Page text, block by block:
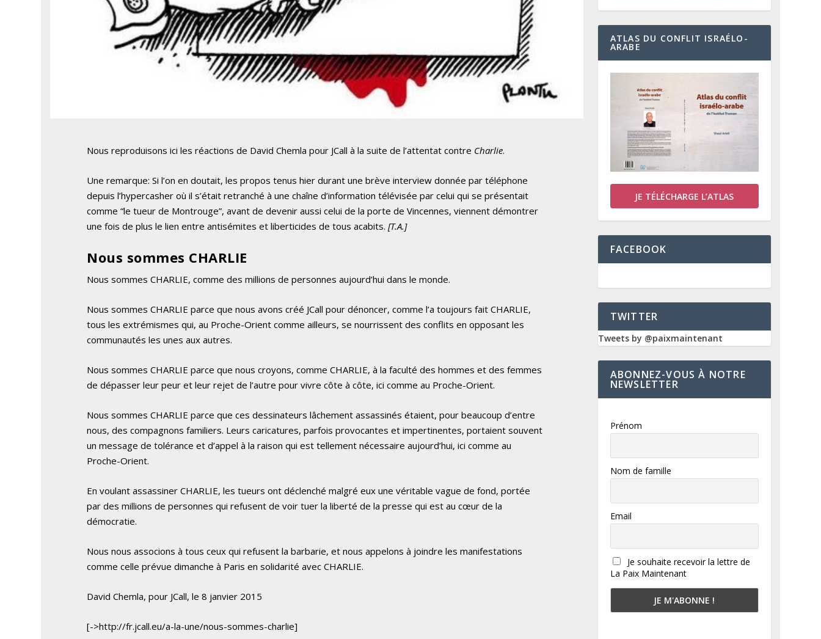
Nous reproduisons ici les réactions de David Chemla pour JCall à la suite de l’attentat contre Charlie.
Une remarque: Si l’on en doutait, les propos tenus hier durant une brève interview donnée par téléphone
depuis l’hypercasher où il s’était retranché à une chaîne d’information télévisée par celui qui se présentait
comme “le tueur de Montrouge”, avant de devenir aussi celui de la porte de Vincennes, viennent démontrer
une fois de plus le lien entre antisémites et liberticides de tous acabits.[T.A.]
Nous sommes CHARLIE
Nous sommes CHARLIE, comme des millions de personnes aujourd’hui dans le monde.
Nous sommes CHARLIE parce que nous avons créé JCall pour dénoncer, comme l’a toujours fait CHARLIE,
tous les extrémismes qui, au Proche-Orient comme ailleurs, se nourrissent des conflits en opposant les
communautés les unes aux autres.
Nous sommes CHARLIE parce que nous croyons, comme CHARLIE, à la faculté des hommes et des femmes
de dépasser leur peur et leur rejet de l’autre pour vivre côte à côte, ici comme au Proche-Orient.
Nous sommes CHARLIE parce que ces dessinateurs lâchement assassinés étaient, pour beaucoup d’entre
nous, des compagnons familiers. Leurs caricatures, parfois provocantes et impertinentes, portaient souvent
un message de tolérance et d’appel à la raison qui est tellement nécessaire aujourd’hui, ici comme au
Proche-Orient.
En voulant assassiner CHARLIE, les tueurs ont déclenché malgré eux une véritable vague de fond, portée
par des millions de personnes qui refusent de voir tuer la liberté de la presse qui est au cœur de la
démocratie.
Nous nous associons à tous ceux qui refusent la barbarie, et nous appelons à joindre les manifestations
comme celle prévue dimanche à Paris en solidarité avec CHARLIE.
David Chemla, pour JCall, le 8 janvier 2015
[->http://fr.jcall.eu/a-la-une/nous-sommes-charlie]
DON
ATLAS DU CONFLIT ISRAÉLO-
ARABE
JE TÉLÉCHARGE L’ATLAS
FACEBOOK
TWITTER
Tweets by @paixmaintenant
ABONNEZ-VOUS À NOTRE
NEWSLETTER
Prénom
Nom de famille
Email
Je souhaite recevoir la lettre de
La Paix Maintenant